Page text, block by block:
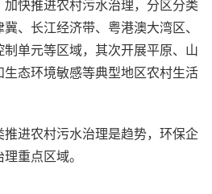
快推进农村污水治理，分区分类
、长江经济带、粤港澳大湾区、
单元等区域，其次开展平原、山
态环境敏感等典型地区农村生活
推进农村污水治理是趋势，环保企
重点区域。